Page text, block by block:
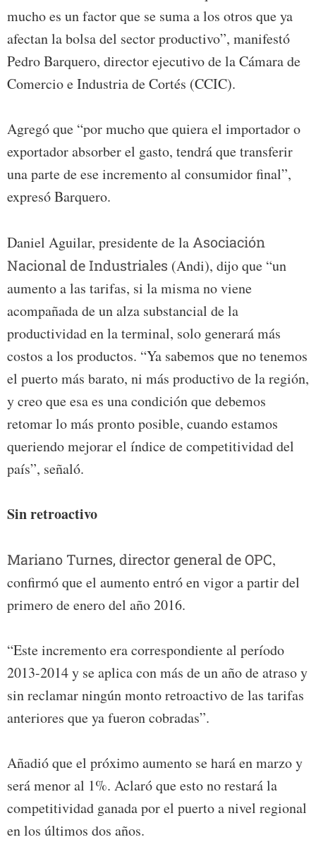
mucho es un factor que se suma a los otros que ya
afectan la bolsa del sector productivo”, manifestó
Pedro Barquero, director ejecutivo de la Cámara de
Comercio e Industria de Cortés (CCIC).
Agregó que “por mucho que quiera el importador o
exportador absorber el gasto, tendrá que transferir
una parte de ese incremento al consumidor final”,
expresó Barquero.
Daniel Aguilar, presidente de laAsociación
Nacional de Industriales (Andi), dijo que “un
aumento a las tarifas, si la misma no viene
acompañada de un alza substancial de la
productividad en la terminal, solo generará más
costos a los productos. “Ya sabemos que no tenemos
el puerto más barato, ni más productivo de la región,
y creo que esa es una condición que debemos
retomar lo más pronto posible, cuando estamos
queriendo mejorar el índice de competitividad del
país”, señaló.
Sin retroactivo
Mariano Turnes, director general de OPC,
confirmó que el aumento entró en vigor a partir del
primero de enero del año 2016.
“Este incremento era correspondiente al período
2013-2014 y se aplica con más de un año de atraso y
sin reclamar ningún monto retroactivo de las tarifas
anteriores que ya fueron cobradas”.
Añadió que el próximo aumento se hará en marzo y
será menor al 1%. Aclaró que esto no restará la
competitividad ganada por el puerto a nivel regional
en los últimos dos años.